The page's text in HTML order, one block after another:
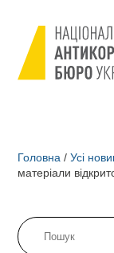
Головна / Усі
матеріали